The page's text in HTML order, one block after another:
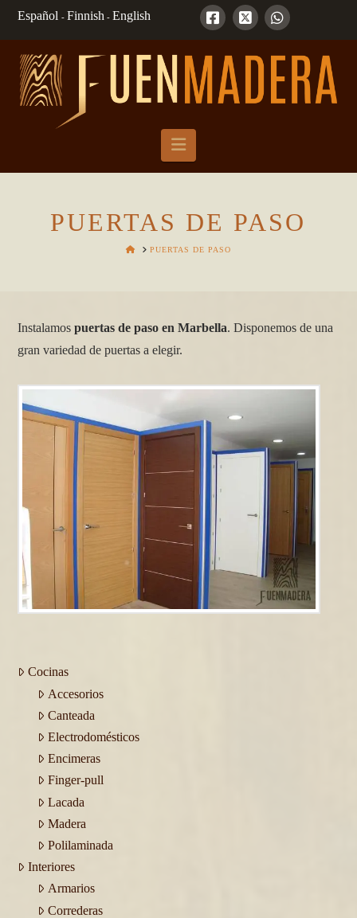
Español- Finnish - English
Navigation
PUERTAS DE PASO
HOMEPUERTAS DE PASO
Instalamospuertas de paso en Marbella. Disponemos de una
gran variedad de puertas a elegir.
Cocinas
Accesorios
Canteada
Electrodomésticos
Encimeras
Finger-pull
Lacada
Madera
Polilaminada
Interiores
Armarios
Correderas